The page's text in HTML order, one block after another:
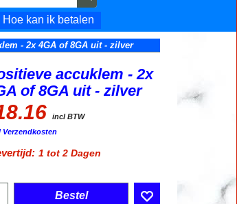
Hoe kan ik betalen
- 2x 4GA of 8GA uit - zilver
accuklem - 2x
of 8GA uit - zilver
incl BTW
Verzendkosten
1 tot 2 Dagen
Bestel